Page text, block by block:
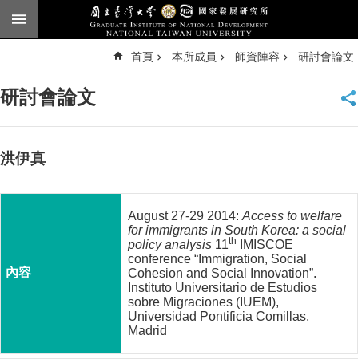
跳到主要內容區塊
臺
頁
所
所
首頁 本所成員 師資陣容 研討會論文
研討會論文
洪伊真
August 27-29 2014:Access to welfare
for immigrants in South Korea: a social
policy analysis 11th
IMISCOE
conference “Immigration, Social
Cohesion and Social Innovation”.
Instituto Universitario de Estudios
sobre Migraciones (IUEM),
Universidad Pontificia Comillas,
Madrid